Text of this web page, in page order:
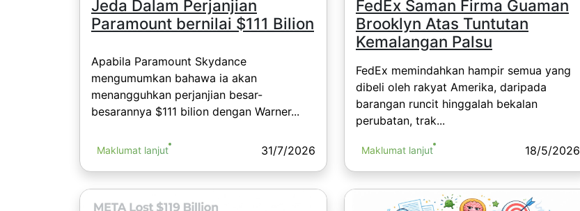
Jeda Dalam Perjanjian
Paramount bernilai $111 Bilion
Apabila Paramount Skydance
mengumumkan bahawa ia akan
menangguhkan perjanjian besar-
besarannya $111 bilion dengan Warner...
Maklumat lanjut 31/7/2026
FedEx Saman Firma Guaman
Brooklyn Atas Tuntutan
Kemalangan Palsu
FedEx memindahkan hampir semua yang
dibeli oleh rakyat Amerika, daripada
barangan runcit hinggalah bekalan
perubatan, trak...
Maklumat lanjut 18/5/2026